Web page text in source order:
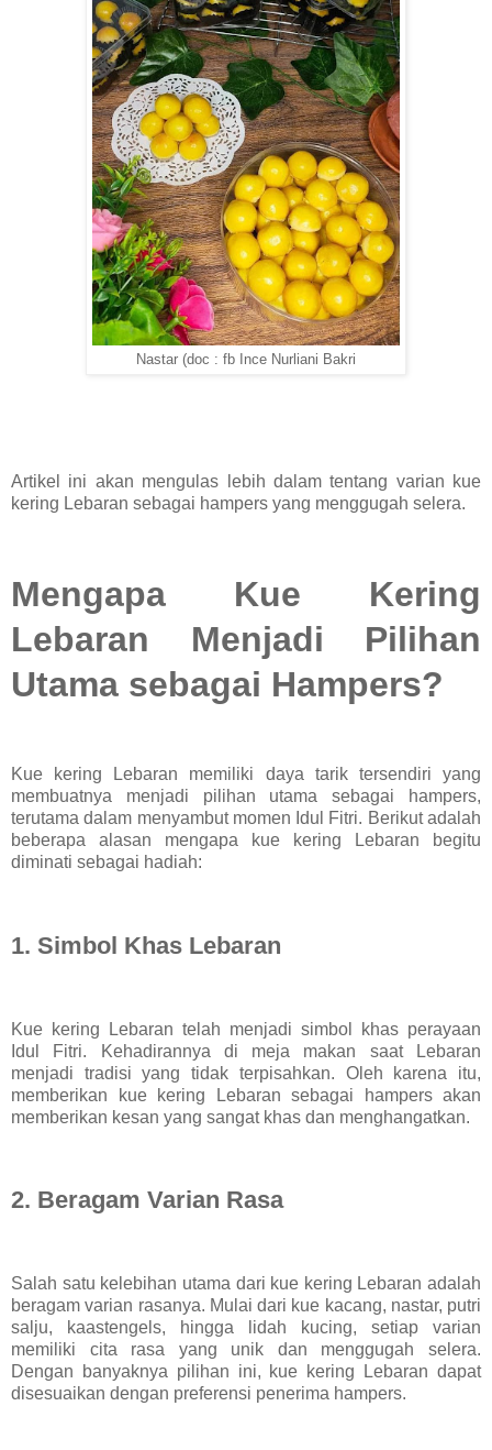
Nastar (doc : fb Ince Nurliani Bakri
Artikel ini akan mengulas lebih dalam tentang varian kue
kering Lebaran sebagai hampers yang menggugah selera.
Mengapa Kue Kering
Lebaran Menjadi Pilihan
Utama sebagai Hampers?
Kue kering Lebaran memiliki daya tarik tersendiri yang
membuatnya menjadi pilihan utama sebagai hampers,
terutama dalam menyambut momen Idul Fitri. Berikut adalah
beberapa alasan mengapa kue kering Lebaran begitu
diminati sebagai hadiah:
1. Simbol Khas Lebaran
Kue kering Lebaran telah menjadi simbol khas perayaan
Idul Fitri. Kehadirannya di meja makan saat Lebaran
menjadi tradisi yang tidak terpisahkan. Oleh karena itu,
memberikan kue kering Lebaran sebagai hampers akan
memberikan kesan yang sangat khas dan menghangatkan.
2. Beragam Varian Rasa
Salah satu kelebihan utama dari kue kering Lebaran adalah
beragam varian rasanya. Mulai dari kue kacang, nastar, putri
salju, kaastengels, hingga lidah kucing, setiap varian
memiliki cita rasa yang unik dan menggugah selera.
Dengan banyaknya pilihan ini, kue kering Lebaran dapat
disesuaikan dengan preferensi penerima hampers.